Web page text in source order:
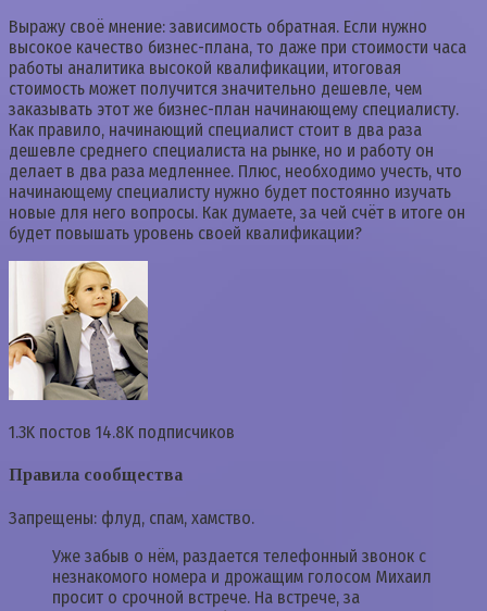
Выражу своё мнение: зависимость обратная. Если нужно
высокое качество бизнес-плана, то даже при стоимости часа
работы аналитика высокой квалификации, итоговая
стоимость может получится значительно дешевле, чем
заказывать этот же бизнес-план начинающему специалисту.
Как правило, начинающий специалист стоит в два раза
дешевле среднего специалиста на рынке, но и работу он
делает в два раза медленнее. Плюс, необходимо учесть, что
начинающему специалисту нужно будет постоянно изучать
новые для него вопросы. Как думаете, за чей счёт в итоге он
будет повышать уровень своей квалификации?
1.3K постов 14.8K подписчиков
Правила сообщества
Запрещены: флуд, спам, хамство.
Уже забыв о нём, раздается телефонный звонок с
незнакомого номера и дрожащим голосом Михаил
просит о срочной встрече. На встрече, за